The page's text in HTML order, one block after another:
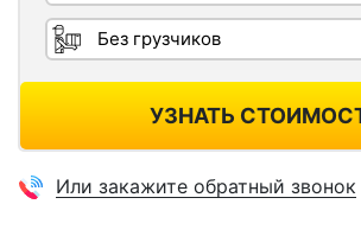
Грузчики
УЗНАТЬ
Или закажите обратный звонок